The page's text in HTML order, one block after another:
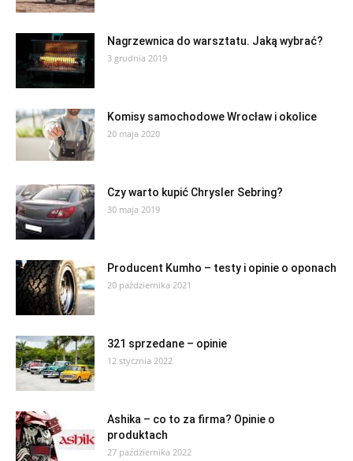
Nagrzewnica do warsztatu. Jaką wybrać?
3 grudnia 2019
Komisy samochodowe Wrocław i okolice
20 maja 2020
Czy warto kupić Chrysler Sebring?
30 maja 2019
Producent Kumho – testy i opinie o oponach
20 października 2021
321 sprzedane – opinie
12 stycznia 2022
Ashika – co to za firma? Opinie o
produktach
27 października 2022